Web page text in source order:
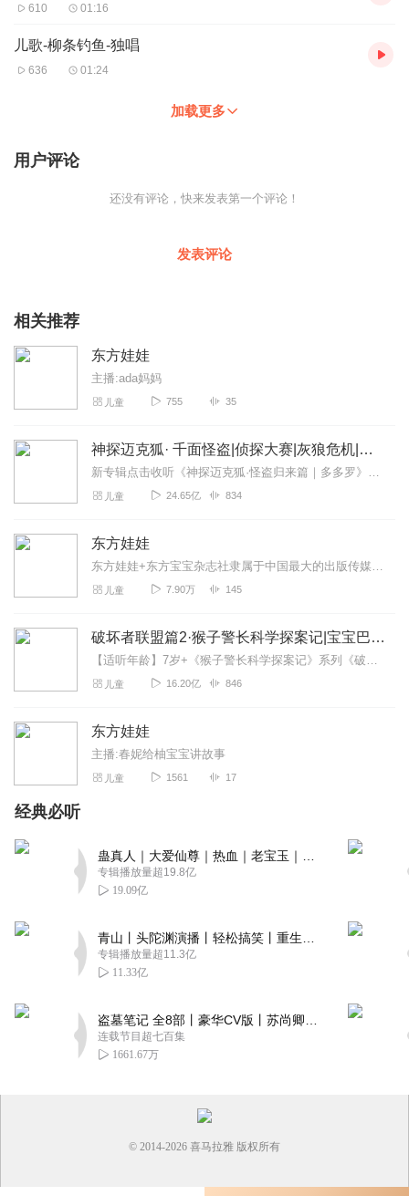
610 01:16
儿歌-柳条钓鱼-独唱
636 01:24
加载更多
用户评论
还没有评论，快来发表第一个评论！
发表评论
相关推荐
东方娃娃
主播:ada妈妈
儿童 755 35
神探迈克狐· 千面怪盗|侦探大赛|灰狼危机|多多罗
新专辑点击收听《神探迈克狐·怪盗归来篇｜多多罗》！！！>>>点击进入主播橱窗购买《神探迈克狐》系列图书吧!<<<多多罗故事【点击前往】收听多多罗其他好玩有趣的故...
儿童 24.65亿 834
东方娃娃
东方娃娃+东方宝宝杂志社隶属于中国最大的出版传媒集团——凤凰出版传媒集团，由江苏少年儿童出版社和南京师范大学出版社联合创办。我们依托于全球教育研发精英团队，...
儿童 7.90万 145
破坏者联盟篇2·猴子警长科学探案记|宝宝巴士故事
【适听年龄】7岁+《猴子警长科学探案记》系列《破坏者联盟篇1·猴子警长科学探案记》>>>《破坏者联盟篇2·猴子警长科学探案记》>>>《破坏者联盟篇3·猴子警长科...
儿童 16.20亿 846
东方娃娃
主播:春妮给柚宝宝讲故事
儿童 1561 17
经典必听
专辑播放量超19.8亿
19.09亿
专辑播放量超11.3亿
11.33亿
连载节目超七百集
1661.67万
© 2014-2026 喜马拉雅 版权所有